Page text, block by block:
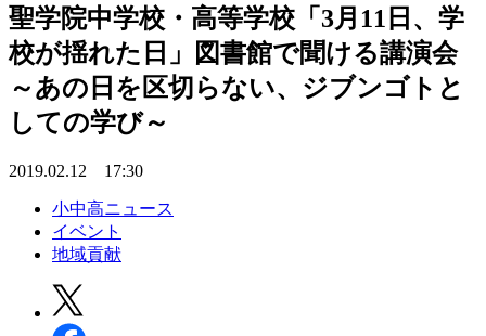
聖学院中学校・高等学校「3月11日、学
校が揺れた日」図書館で聞ける講演会
～あの日を区切らない、ジブンゴトと
しての学び～
2019.02.12 17:30
小中高ニュース
イベント
地域貢献